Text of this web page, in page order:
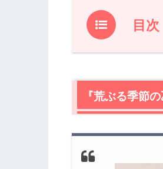
目次
1.『荒ぶる季節
2.1文芸部に難
2.2木を隠す
『荒ぶる季節